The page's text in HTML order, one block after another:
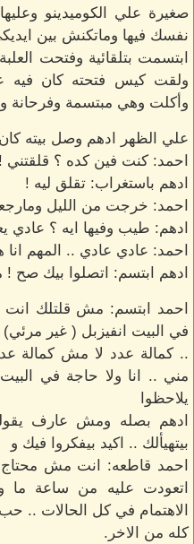
صغيرة علي الكوميدينو
نفسك فيها وماتكنش بين
ابتسمت بتلقائية وفتحت
ولقت كيس فتحته كان فيه
وأكلت وهي مبتسمة
علي الظهر ادهم وصل بيته
احمد: كنت فين كده ؟ قلقتني !
ادهم باستغراب: تقلق ليه !
احمد: خرجت من الليل
ادهم: طيب وفيها ايه ؟ عادي
احمد: عادي عادي .. المهم
ادهم ابتسم: اتصلوا بيك صح
احمد ابتسم: مش قلتلك انت
في البيت انفيزبل ( غير
.. كمالة عدد لا مش كمالة
مني .. انا ولا حاجة في
يلاحظوا
ادهم بصله ومش عارف
بيتهيألك .. اكيد بيفكروا فيك و
احمد قاطعه: انت مش
اتعودت عليه من ساعة ما
الاهتمام في كل الحالات ..
كله من الاخر.